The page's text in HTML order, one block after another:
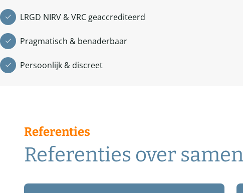
LRGD NIRV & VRC geaccrediteerd
Pragmatisch & benaderbaar
Persoonlijk & discreet
Referenties
Referenties over